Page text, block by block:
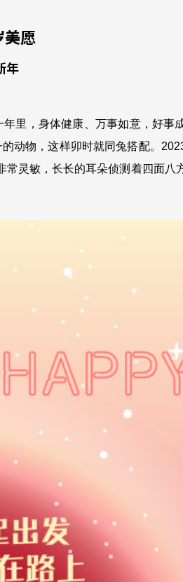
美愿
年
里，身体健康、万事如意，好事
动物，这样卯时就同兔搭配。
常灵敏，长长的耳朵侦测着四面八